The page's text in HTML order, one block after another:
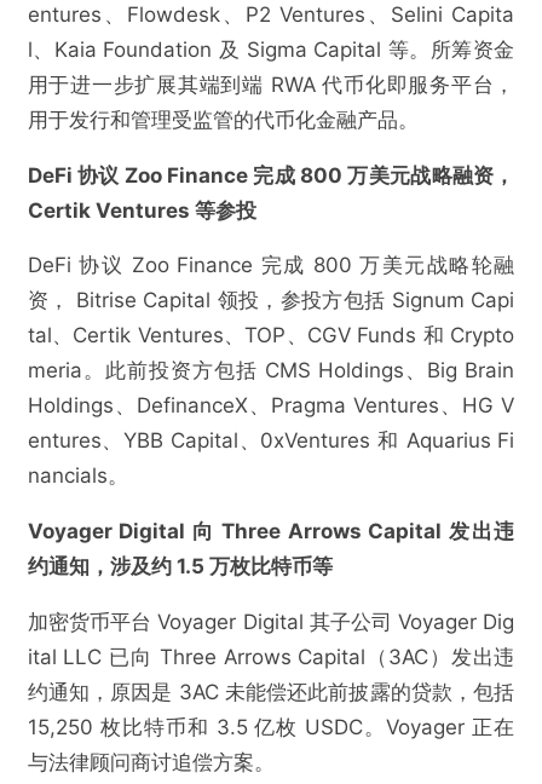
entures、Flowdesk、P2 Ventures、Selini Capita
l、Kaia Foundation 及 Sigma Capital 等。所筹资金
用于进一步扩展其端到端 RWA 代币化即服务平台，
用于发行和管理受监管的代币化金融产品。
DeFi 协议 Zoo Finance 完成 800 万美元战略融资，
Certik Ventures 等参投
DeFi 协议 Zoo Finance 完成 800 万美元战略轮融
资， Bitrise Capital 领投，参投方包括 Signum Capi
tal、Certik Ventures、TOP、CGV Funds 和 Crypto
meria。此前投资方包括 CMS Holdings、Big Brain
Holdings、DefinanceX、Pragma Ventures、HG V
entures、YBB Capital、0xVentures 和 Aquarius Fi
nancials。
Voyager Digital 向 Three Arrows Capital 发出违
约通知，涉及约 1.5 万枚比特币等
加密货币平台 Voyager Digital 其子公司 Voyager Dig
ital LLC 已向 Three Arrows Capital（3AC）发出违
约通知，原因是 3AC 未能偿还此前披露的贷款，包括
15,250 枚比特币和 3.5 亿枚 USDC。Voyager 正在
与法律顾问商讨追偿方案。